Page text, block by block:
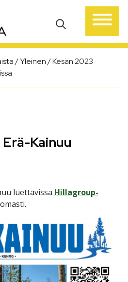
/Yleinen/Kesän 2023
Kainuu
luettavissa Hillagroup-